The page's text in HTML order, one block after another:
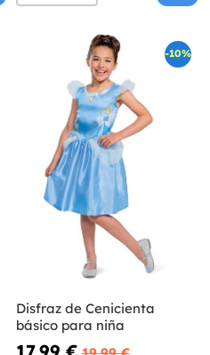
-10%
Disfraz de Cenicienta
básico para niña